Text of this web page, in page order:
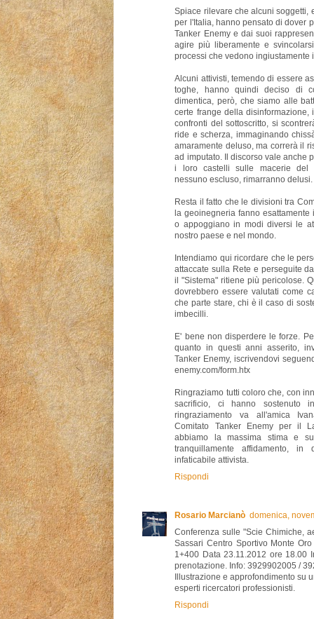
Spiace rilevare che alcuni soggetti,
per l'Italia, hanno pensato di dover
Tanker Enemy e dai suoi
agire più liberamente e
processi che vedono ingiustamente
Alcuni attivisti, temendo di essere
toghe, hanno quindi deciso di
dimentica, però, che siamo alle
certe frange della
confronti del sottoscritto, si
ride e scherza, immaginando
amaramente deluso, ma correrà il
ad imputato. Il discorso vale anche
i loro castelli sulle macerie del
nessuno escluso, rimarranno delusi.
Resta il fatto che le divisioni tra
la geoinegneria fanno
o appoggiano in modi diversi le
nostro paese e nel mondo.
Intendiamo qui ricordare che le
attaccate sulla Rete e perseguite
il "Sistema" ritiene più pericolose.
dovrebbero essere valutati come
che parte stare, chi è il caso di
imbecilli.
E' bene non disperdere le forze.
quanto in questi anni asserito,
Tanker Enemy, iscrivendovi
enemy.com/form.htx
Ringraziamo tutti coloro che, con
sacrificio, ci hanno sostenuto
ringraziamento va all'amica
Comitato Tanker Enemy per il
abbiamo la massima stima e
tranquillamente affidamento,
infaticabile attivista.
Rispondi
Rosario Marcianò domenica,
Conferenza sulle "Scie Chimiche,
Sassari Centro Sportivo Monte
1+400 Data 23.11.2012 ore 18.00
prenotazione. Info: 3929902005 /
Illustrazione e approfondimento su
esperti ricercatori professionisti.
Rispondi